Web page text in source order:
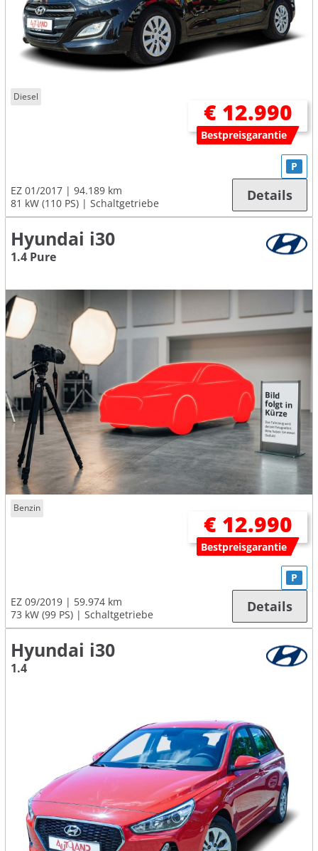
Diesel
€ 12.990
Bestpreisgarantie
EZ 01/2017
94.189 km
81 kW (110 PS)
Schaltgetriebe
P
Details
Hyundai i30
1.4 Pure
Benzin
€ 12.990
Bestpreisgarantie
EZ 09/2019
59.974 km
73 kW (99 PS)
Schaltgetriebe
P
Details
Hyundai i30
1.4